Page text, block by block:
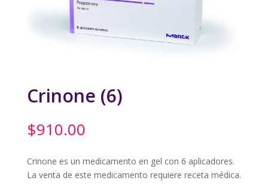
Crinone (6)
$910.00
Crinone es un medicamento en gel con 6 aplicadores.
La venta de este medicamento requiere receta médica.